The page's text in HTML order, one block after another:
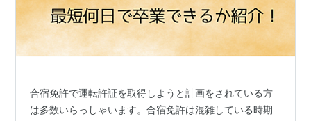
合宿免許で運転許証を取得しようと計画をされている方
は多数いらっしゃいます。合宿免許は混雑している時期